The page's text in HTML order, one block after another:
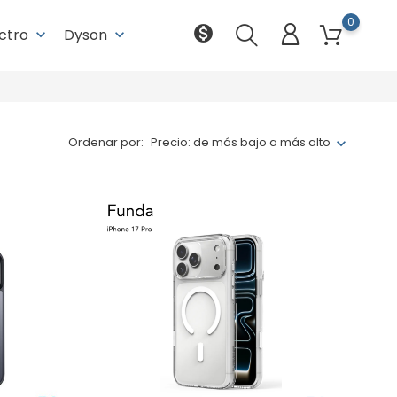
keyboard_arrow_down Dyson keyboard_arrow_down
0
monetization_on
Ordenar por: Precio: de más bajo a más alto